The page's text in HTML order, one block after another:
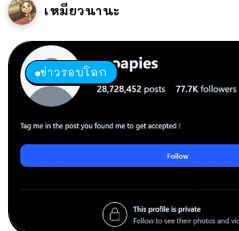
เหมียวนานะ
ข่าวรอบโลก